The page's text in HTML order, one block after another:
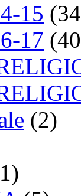
15
17
(2)